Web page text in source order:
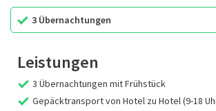
3 Übernachtungen
Leistungen
3 Übernachtungen mit Frühstück
Gepäcktransport von Hotel zu Hotel (9-18